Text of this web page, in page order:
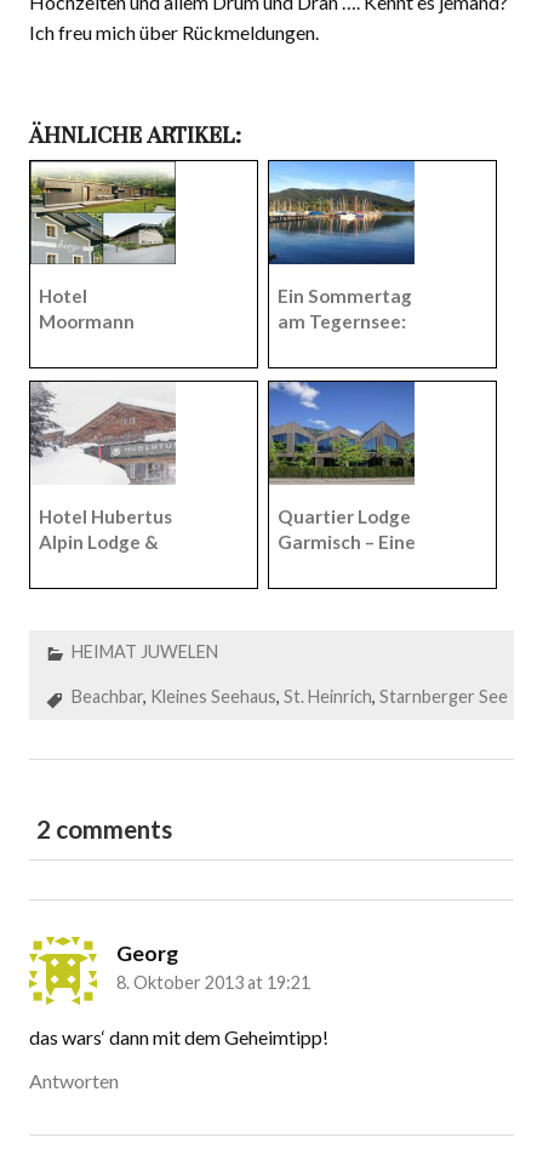
Ich freu mich über Rückmeldungen.
ÄHNLICHE ARTIKEL:
Hotel
Moormann
Über Nacht in
Herrn
Moormanns
Möbelparadies.
Ein Sommertag
am Tegernsee:
Oberbayernidyll
e
Hotel Hubertus
Alpin Lodge &
Bayerisch
Quartier Lodge
Garmisch – Eine
Bergen
HEIMAT JUWELEN
Beachbar, Kleines Seehaus, St. Heinrich, Starnberger See
2 comments
Georg
8. Oktober 2013 at 19:21
das wars‘ dann mit dem Geheimtipp!
Antworten